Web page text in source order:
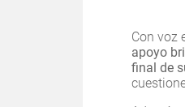
Con voz
apoyo
final de